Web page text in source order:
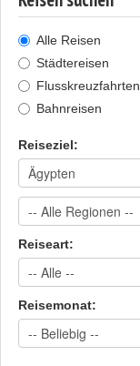
Alle Reisen
Städtereisen
Flusskreuzfahrten
Bahnreisen
Reiseziel:
Reiseart:
Reisemonat: